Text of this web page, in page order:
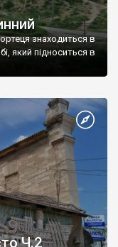
знаходиться в
який підноситься в
Ч.2